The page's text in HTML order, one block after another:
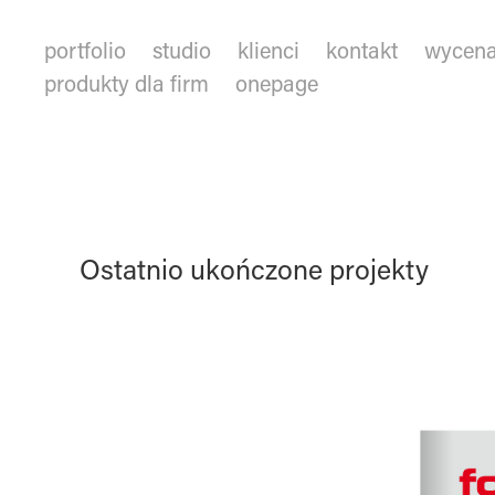
portfolio studio klienci kontakt
produkty dla firm
onepage
Ostatnio ukończone projekty